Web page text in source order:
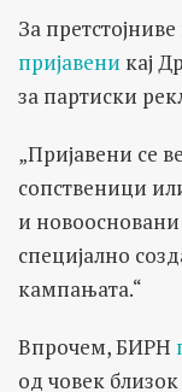
За
пријавени кај
за партиски
„Пријавени се
сопственици
и
специјално
кампањата.“
Впрочем, БИРН
од човек